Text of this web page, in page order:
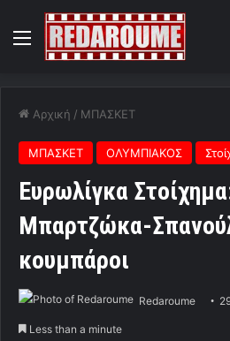
Menu
Αρχική / ΜΠΑΣΚΕΤ
ΜΠΑΣΚΕΤ ΟΛΥΜΠΙΑΚΟΣ
Ευρωλίγκα
Μπαρτζώκα-
κουμπάροι
Redaroume
Less than a minute